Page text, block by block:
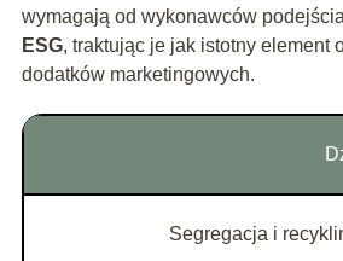
wymagają od wykonawców
ESG, traktując je jak istotny element
dodatków marketingowych.
Segregacja i